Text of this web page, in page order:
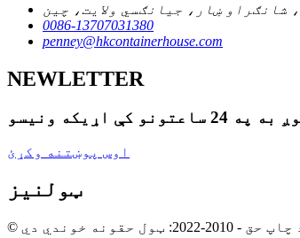
شانګراو ښار، جیانګسي ولایت، چین
0086-13707031380
penney@hkcontainerhouse.com
NEWLETTER
اوس پوښتنه وکړئ
ټولنیز